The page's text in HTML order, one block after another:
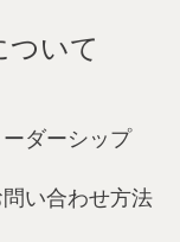
ついて
ダーシップ
い合わせ方法